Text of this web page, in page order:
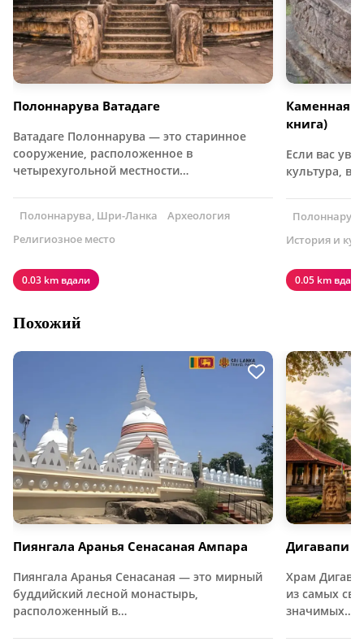
Полоннарува Ватадаге
Ватадаге Полоннарува — это старинное
сооружение, расположенное в
четырехугольной местности…
Полоннарува, Шри-Ланка
Археология
Религиозное место
0.03 km вдали
Каменная
книга)
Если вас
культура,
История и
0.05 km вдали
Похожий
Пиянгала Аранья Сенасаная Ампара
Пиянгала Аранья Сенасаная — это мирный
буддийский лесной монастырь,
расположенный в…
Дигавапи
Храм
из самых
значимых…